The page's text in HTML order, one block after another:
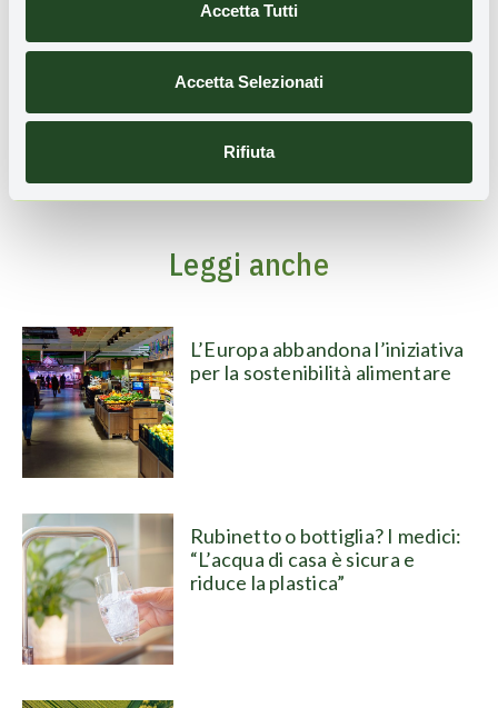
Accetta Tutti
Accetta Selezionati
Rifiuta
docente e consulente per enti privati e
d'inchiesta sul ciclo dei rifiuti, gli illeciti
ambientali e agroalimentari). Dal 2006 è
Leggi anche
L’Europa abbandona l’iniziativa
per la sostenibilità alimentare
Rubinetto o bottiglia? I medici:
“L’acqua di casa è sicura e
riduce la plastica”